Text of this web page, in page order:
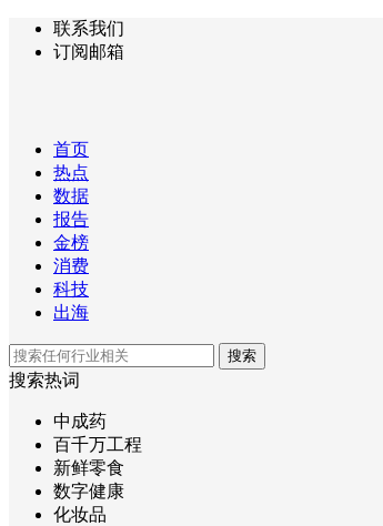
联系我们
订阅邮箱
首页
热点
数据
报告
金榜
消费
科技
出海
搜索
搜索热词
中成药
百千万工程
新鲜零食
数字健康
化妆品